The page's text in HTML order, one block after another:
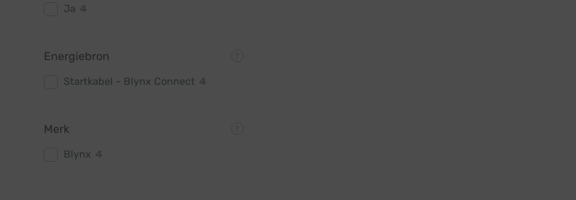
Ja
Energiebron
Startkabel - Blynx Connect
Merk
Blynx